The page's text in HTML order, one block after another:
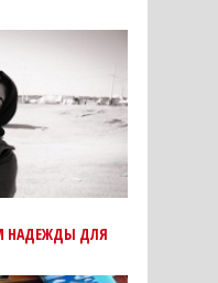
НАДЕЖДЫ ДЛЯ